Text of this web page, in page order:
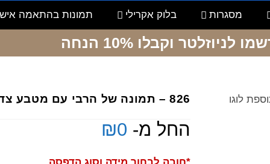
מסגרות בלוק אקרילי תמונות בהתאמה
לניוזלטר וקבלו 10% הנחה
826 – תמונה של הרבי עם מטבע צדקה, בתוספת לוגו
החל מ- ₪0